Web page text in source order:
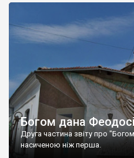
Богом дана
Друга частина звіту про
насиченою ніж перша.